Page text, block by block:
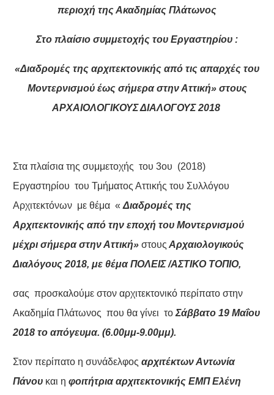
περιοχή της Ακαδημίας Πλάτωνος
Στο πλαίσιο συμμετοχής του Εργαστηρίου :
«Διαδρομές της αρχιτεκτονικής από τις απαρχές του
Μοντερνισμού έως σήμερα στην Αττική» στους
ΑΡΧΑΙΟΛΟΓΙΚΟΥΣ ΔΙΑΛΟΓΟΥΣ 2018
Στα πλαίσια της συμμετοχής του 3ου (2018)
Εργαστηρίου του Τμήματος Αττικής του Συλλόγου
Αρχιτεκτόνων με θέμα «Διαδρομές της
Αρχιτεκτονικής από την εποχή του Μοντερνισμού
μέχρι σήμερα στην Αττική» στους Αρχαιολογικούς
Διαλόγους 2018, με θέμα ΠΟΛΕΙΣ /ΑΣΤΙΚΟ ΤΟΠΙΟ,
σας προσκαλούμε στον αρχιτεκτονικό περίπατο στην
Ακαδημία Πλάτωνος που θα γίνει το Σάββατο 19 Μαΐου
2018 το απόγευμα. (6.00μμ-9.00μμ).
Στον περίπατο η συνάδελφος αρχιτέκτων Αντωνία
Πάνουκαι η φοιτήτρια αρχιτεκτονικής ΕΜΠ Ελένη